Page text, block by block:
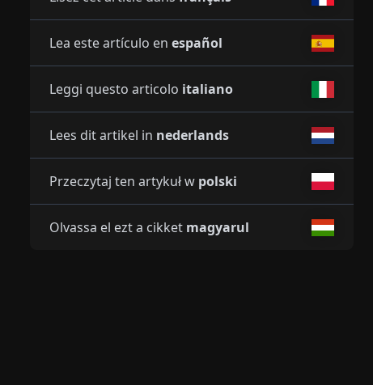
Lea este artículo en español
Leggi questo articolo italiano
Lees dit artikel in nederlands
Przeczytaj ten artykuł w polski
Olvassa el ezt a cikket magyarul